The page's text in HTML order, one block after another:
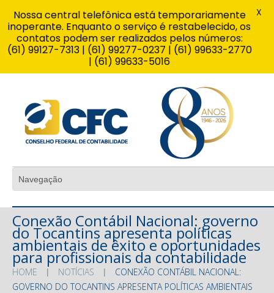
Conexão Contábil Nacional: governo
do Tocantins apresenta políticas
ambientais de êxito e oportunidades
para profissionais da contabilidade
HOME NOTÍCIAS
CONEXÃO CONTÁBIL NACIONAL:
GOVERNO DO TOCANTINS APRESENTA POLÍTICAS AMBIENTAIS
Nossa central telefônica está temporariamente
inoperante. Enquanto o serviço é restabelecido, os
contatos podem ser realizados pelos números:
(61) 99127-7313 | (61) 99277-0237 | (61) 99633-2770
| (61) 99633-5016
X